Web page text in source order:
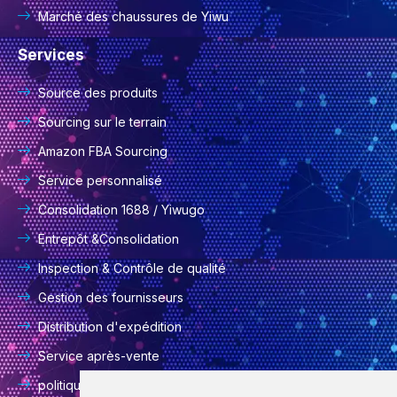
Marché des chaussures de Yiwu
Services
Source des produits
Sourcing sur le terrain
Amazon FBA Sourcing
Service personnalisé
Consolidation 1688 / Yiwugo
Entrepôt &Consolidation
Inspection & Contrôle de qualité
Gestion des fournisseurs
Distribution d'expédition
Service après-vente
politique de confidentialité